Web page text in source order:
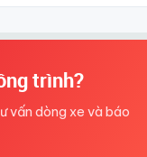
trình?
vấn dòng xe và báo